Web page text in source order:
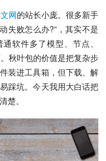
网的站长小庞。很多新手
失败怎么办?”，其实不是
软件多了模型、节点、
秋叶包的价值是把复杂步
装进工具箱，但下载、解
踩坑。今天我用大白话把
楚。